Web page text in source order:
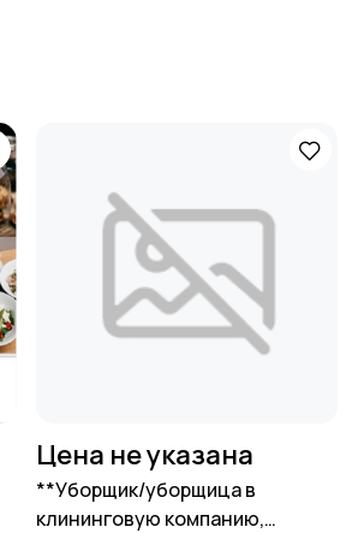
Цена не указана
**Уборщик/уборщица в
клининговую компанию,